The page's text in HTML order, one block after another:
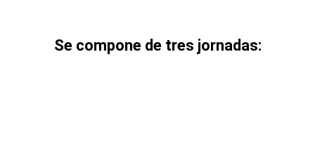
Se compone de tres jornadas: